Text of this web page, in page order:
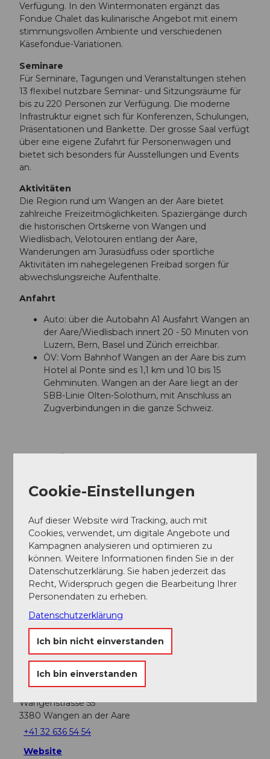
Verfügung. In den Wintermonaten ergänzt das
Fondue Chalet das kulinarische Angebot mit einem
stimmungsvollen Ambiente und verschiedenen
Käsefondue-Variationen.
Seminare
Für Seminare, Tagungen und Veranstaltungen stehen
13 flexibel nutzbare Seminar- und Sitzungsräume für
bis zu 220 Personen zur Verfügung. Die moderne
Infrastruktur eignet sich für Konferenzen, Schulungen,
Präsentationen und Bankette. Der grosse Saal verfügt
über eine eigene Zufahrt für Personenwagen und
bietet sich besonders für Ausstellungen und Events
an.
Aktivitäten
Die Region rund um Wangen an der Aare bietet
zahlreiche Freizeitmöglichkeiten. Spaziergänge durch
die historischen Ortskerne von Wangen und
Wiedlisbach, Velotouren entlang der Aare,
Wanderungen am Jurasüdfuss oder sportliche
Aktivitäten im nahegelegenen Freibad sorgen für
abwechslungsreiche Aufenthalte.
Anfahrt
Auto: über die Autobahn A1 Ausfahrt Wangen an
der Aare/Wiedlisbach innert 20 - 50 Minuten von
Luzern, Bern, Basel und Zürich erreichbar.
ÖV: Vom Bahnhof Wangen an der Aare bis zum
Hotel al Ponte sind es 1,1 km und 10 bis 15
Gehminuten. Wangen an der Aare liegt an der
SBB-Linie Olten-Solothurn, mit Anschluss an
Zugverbindungen in die ganze Schweiz.
Gut zu wissen
Kapazität
Anzahl Betten
Erlebnismacher AG - #wirsindofflinehelden
Wangenstrasse 55
3380 Wangen an der Aare
+41 32 636 54 54
Website
Cookie-Einstellungen
Auf dieser Website wird Tracking, auch mit
Cookies, verwendet, um digitale Angebote und
Kampagnen analysieren und optimieren zu
können. Weitere Informationen finden Sie in der
Datenschutzerklärung. Sie haben jederzeit das
Recht, Widerspruch gegen die Bearbeitung Ihrer
Personendaten zu erheben.
Datenschutzerklärung
Ich bin nicht einverstanden
Ich bin einverstanden